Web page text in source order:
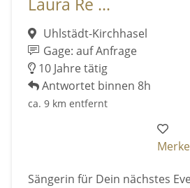
Uhlstädt-Kirchhasel
Gage: auf Anfrage
10 Jahre tätig
Antwortet binnen 8h
ca. 9 km entfernt
Sängerin für Dein nächstes